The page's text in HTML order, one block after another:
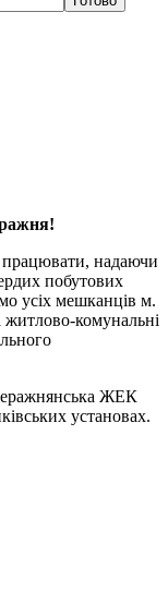
надаючи
побутових
усіх мешканців м.
комунальні
ЖЕК
установах.